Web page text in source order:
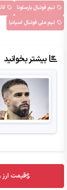
تیم فوتبال بارسلونا
تیم ملی فوتبال اسپانیا
بیشتر بخوانید
قیمت ارز